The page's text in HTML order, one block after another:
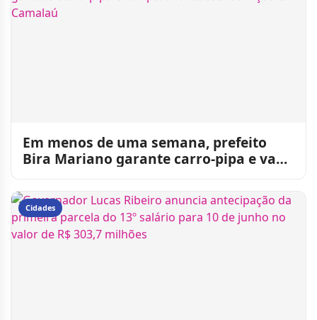
Em menos de uma semana, prefeito
Bira Mariano garante carro-pipa e van
Cidades